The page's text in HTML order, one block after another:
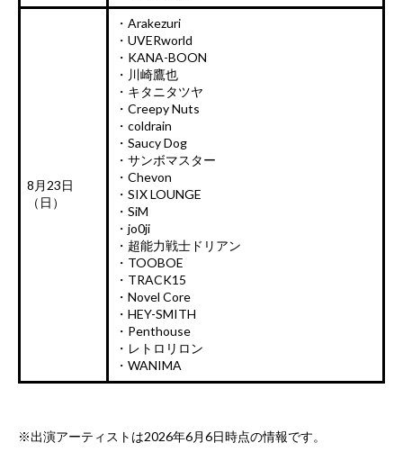
8月23日
（日）
・Arakezuri
・UVERworld
・KANA-BOON
・川崎鷹也
・キタニタツヤ
・Creepy Nuts
・coldrain
・Saucy Dog
・サンボマスター
・Chevon
・SIX LOUNGE
・SiM
・jo0ji
・超能力戦士ドリアン
・TOOBOE
・TRACK15
・Novel Core
・HEY-SMITH
・Penthouse
・レトロリロン
・WANIMA
※出演アーティストは2026年6月6日時点の情報です。